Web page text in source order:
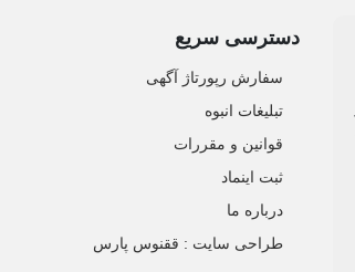
دسترسی سریع
سفارش رپورتاژ آگهی
تبلیغات انبوه
قوانین و مقررات
ثبت اینماد
درباره ما
طراحی سایت : ققنوس پارس